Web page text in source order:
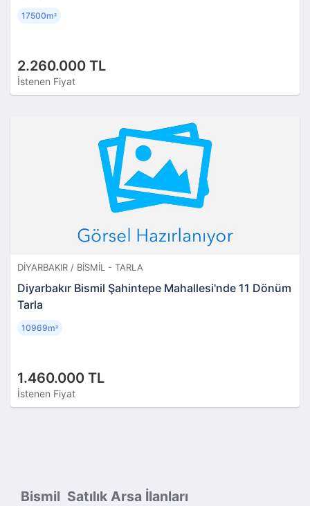
2.260.000 TL
İstenen Fiyat
17500m²
DIYARBAKIR / BISMIL - TARLA
Diyarbakır Bismil Şahintepe Mahallesi'nde 11 Dönüm
Tarla
1.460.000 TL
İstenen Fiyat
10969m²
Bismil Satılık Arsa İlanları